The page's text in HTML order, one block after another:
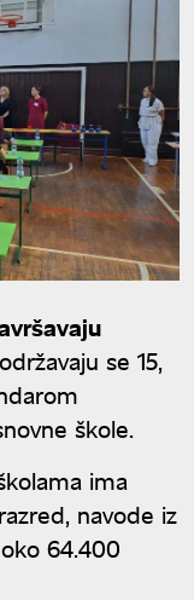
se 15,
škole.
ima
navode iz
64.400